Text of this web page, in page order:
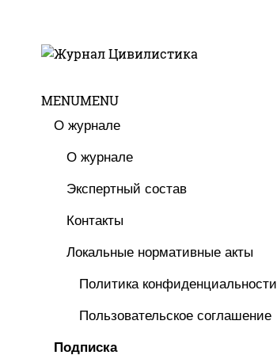
MENUMENU
О журнале
О журнале
Экспертный состав
Контакты
Локальные нормативные акты
Политика конфиденциальности
Пользовательское соглашение
Подписка